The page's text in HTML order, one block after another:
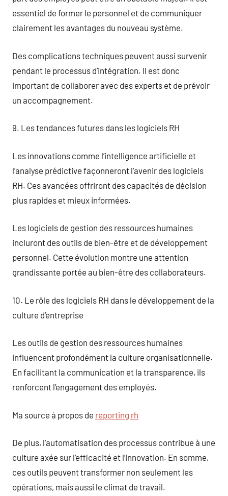
essentiel de former le personnel et de communiquer
clairement les avantages du nouveau système.
Des complications techniques peuvent aussi survenir
pendant le processus d’intégration. Il est donc
important de collaborer avec des experts et de prévoir
un accompagnement.
9. Les tendances futures dans les logiciels RH
Les innovations comme l’intelligence artificielle et
l’analyse prédictive façonneront l’avenir des logiciels
RH. Ces avancées offriront des capacités de décision
plus rapides et mieux informées.
Les logiciels de gestion des ressources humaines
incluront des outils de bien-être et de développement
personnel. Cette évolution montre une attention
grandissante portée au bien-être des collaborateurs.
10. Le rôle des logiciels RH dans le développement de la
culture d’entreprise
Les outils de gestion des ressources humaines
influencent profondément la culture organisationnelle.
En facilitant la communication et la transparence, ils
renforcent l’engagement des employés.
Ma source à propos de reporting rh
De plus, l’automatisation des processus contribue à une
culture axée sur l’efficacité et l’innovation. En somme,
ces outils peuvent transformer non seulement les
opérations, mais aussi le climat de travail.